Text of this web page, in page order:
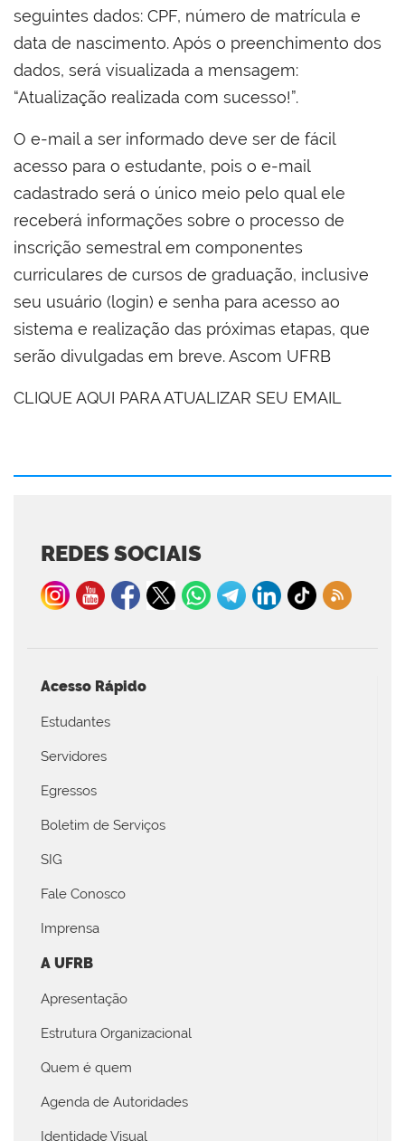
seguintes dados: CPF, número de matrícula e
data de nascimento. Após o preenchimento dos
dados, será visualizada a mensagem:
“Atualização realizada com sucesso!”.
O e-mail a ser informado deve ser de fácil
acesso para o estudante, pois o e-mail
cadastrado será o único meio pelo qual ele
receberá informações sobre o processo de
inscrição semestral em componentes
curriculares de cursos de graduação, inclusive
seu usuário (login) e senha para acesso ao
sistema e realização das próximas etapas, que
serão divulgadas em breve. Ascom UFRB
CLIQUE AQUI PARA ATUALIZAR SEU EMAIL
REDES SOCIAIS
Acesso Rápido
Estudantes
Servidores
Egressos
Boletim de Serviços
SIG
Fale Conosco
Imprensa
A UFRB
Apresentação
Estrutura Organizacional
Quem é quem
Agenda de Autoridades
Identidade Visual